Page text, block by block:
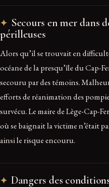
Secours en mer dans
périlleuses
Alors qu’il se trouvait en
océane de la presqu’île du Cap-
secouru par des témoins.
efforts de réanimation des
survécu. Le maire de Lège-Cap-
où se baignait la victime n’était
ainsi le risque encouru.
Dangers des